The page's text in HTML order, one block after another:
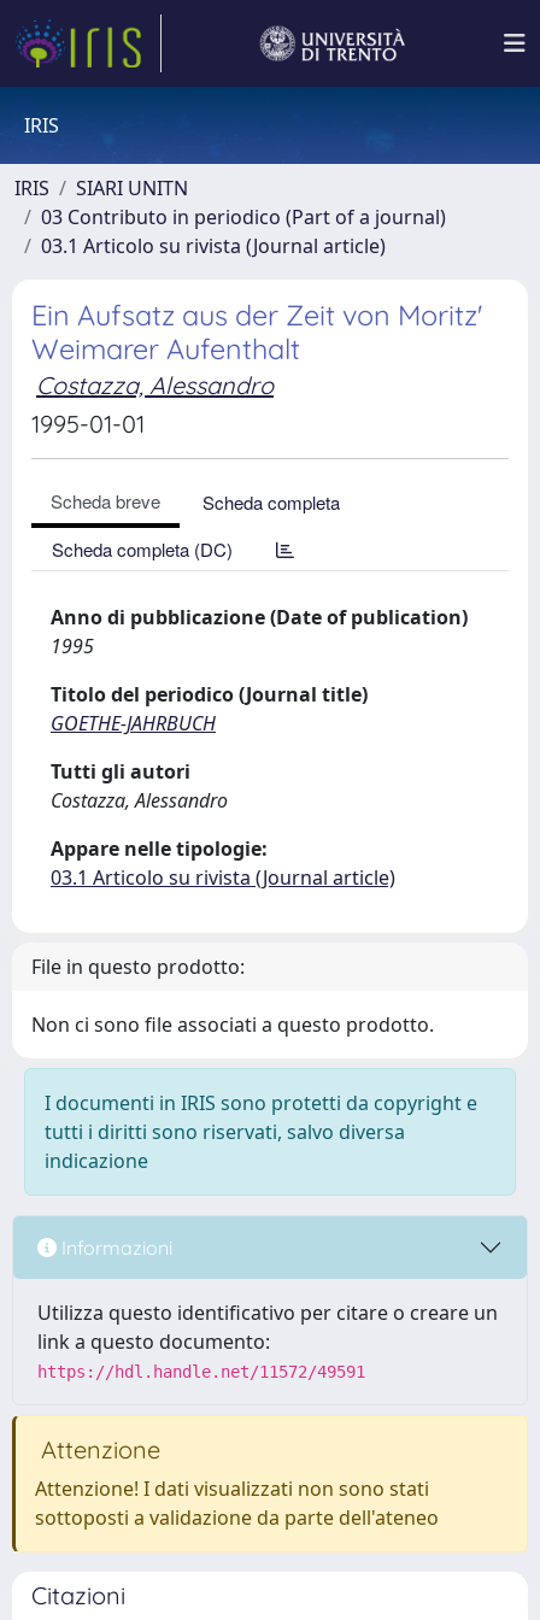
IRIS
IRIS
SIARI UNITN
03 Contributo in periodico (Part of a journal)
03.1 Articolo su rivista (Journal article)
Ein Aufsatz aus der Zeit von Moritz'
Weimarer Aufenthalt
Costazza, Alessandro
1995-01-01
Scheda breve
Scheda completa
Scheda completa (DC)
Anno di pubblicazione (Date of publication)
1995
Titolo del periodico (Journal title)
GOETHE-JAHRBUCH
Tutti gli autori
Costazza, Alessandro
Appare nelle tipologie:
03.1 Articolo su rivista (Journal article)
File in questo prodotto:
Non ci sono file associati a questo prodotto.
I documenti in IRIS sono protetti da copyright e
tutti i diritti sono riservati, salvo diversa
indicazione
Informazioni
Utilizza questo identificativo per citare o creare un
link a questo documento:
https://hdl.handle.net/11572/49591
Attenzione
Attenzione! I dati visualizzati non sono stati
sottoposti a validazione da parte dell'ateneo
Citazioni